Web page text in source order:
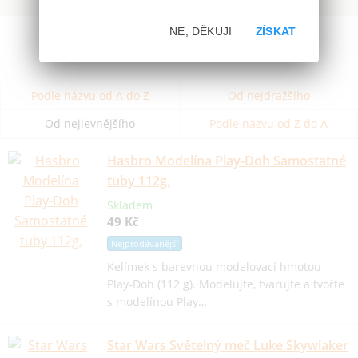
Podle názvu od A do Z
Od nejdražšího
Od nejlevnějšího
Podle názvu od Z do A
Hasbro Modelína Play-Doh Samostatné
tuby 112g.
Skladem
49 Kč
Nejprodávanější
Kelímek s barevnou modelovací hmotou
Play-Doh (112 g). Modelujte, tvarujte a tvořte
s modelínou Play…
Star Wars Světelný meč Luke Skywlaker
ZÍSKAT
NE, DĚKUJI